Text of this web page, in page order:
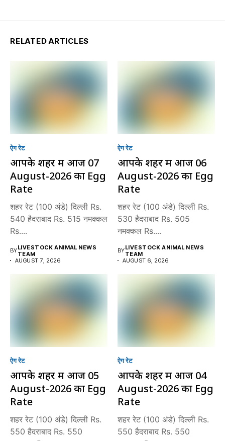
RELATED ARTICLES
ऐग रेट
आपके शहर में आज 07
August-2026 का Egg
Rate
शहर रेट (100 अंडे) दिल्ली Rs.
540 हैदराबाद Rs. 515 नमक्कल
Rs....
BYLIVESTOCK ANIMAL NEWS
TEAM
AUGUST 7, 2026
ऐग रेट
आपके शहर में आज 06
August-2026 का Egg
Rate
शहर रेट (100 अंडे) दिल्ली Rs.
530 हैदराबाद Rs. 505
नमक्कल Rs....
BYLIVESTOCK ANIMAL NEWS
TEAM
AUGUST 6, 2026
ऐग रेट
आपके शहर में आज 05
August-2026 का Egg
Rate
शहर रेट (100 अंडे) दिल्ली Rs.
550 हैदराबाद Rs. 550
ऐग रेट
आपके शहर में आज 04
August-2026 का Egg
Rate
शहर रेट (100 अंडे) दिल्ली Rs.
550 हैदराबाद Rs. 550